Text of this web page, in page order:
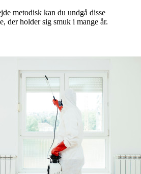
metodisk kan du undgå disse
der holder sig smuk i mange år.